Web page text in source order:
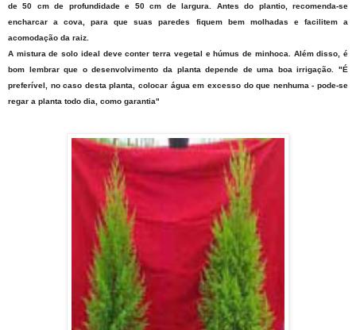
de 50 cm de profundidade e 50 cm de largura. Antes do plantio, recomenda-se
encharcar a cova, para que suas paredes fiquem bem molhadas e facilitem a
acomodação da raiz.
A mistura de solo ideal deve conter terra vegetal e húmus de minhoca. Além disso, é
bom lembrar que o desenvolvimento da planta depende de uma boa irrigação. "É
preferível, no caso desta planta, colocar água em excesso do que nenhuma- pode-se
regar a planta todo dia, como garantia"